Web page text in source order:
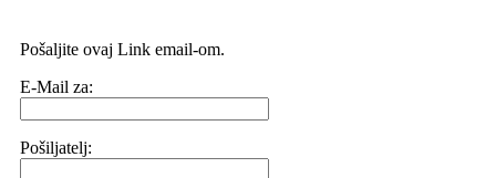
Pošaljite ovaj Link email-om.
E-Mail za:
Pošiljatelj: